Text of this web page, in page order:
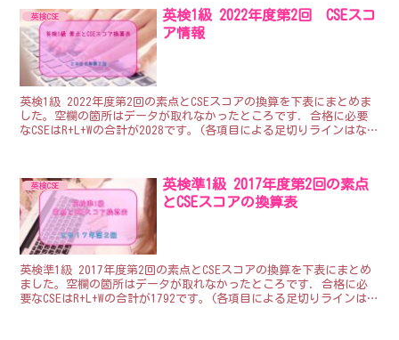
英検CSE
英検1級 2022年度第2回 CSEスコ
ア情報
英検1級 2022年度第2回の素点とCSEスコアの換算を下表にまとめま
した。空欄の箇所はデータが取れなかったところです. 合格に必要
なCSEはR+L+Wの合計が2028です。(各項目による足切りラインはない
英検CSE
英検準1級 2017年度第2回の素点
とCSEスコアの換算表
英検準1級 2017年度第2回の素点とCSEスコアの換算を下表にまとめ
ました。空欄の箇所はデータが取れなかったところです. 合格に必
要なCSEはR+L+Wの合計が1792です。(各項目による足切りラインはな